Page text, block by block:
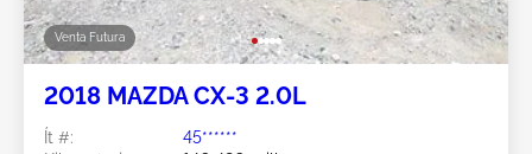
Venta Futura
2018 MAZDA CX-3 2.0L
Ít #:
45******